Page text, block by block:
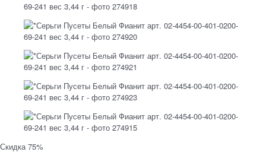
Скидка 75%